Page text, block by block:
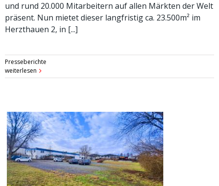
und rund 20.000 Mitarbeitern auf allen Märkten der Welt
präsent. Nun mietet dieser langfristig ca. 23.500m² im
Herzthauen 2, in [...]
Presseberichte
weiterlesen